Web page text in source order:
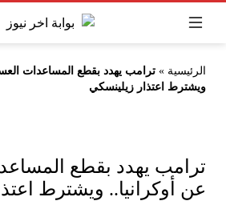
الرئيسية » ترامب يهدد بقطع المساعدات
ويشترط اعتذار زيلينسكي
ترامب يهدد بقطع
عن أوكرانيا.. ويشترط